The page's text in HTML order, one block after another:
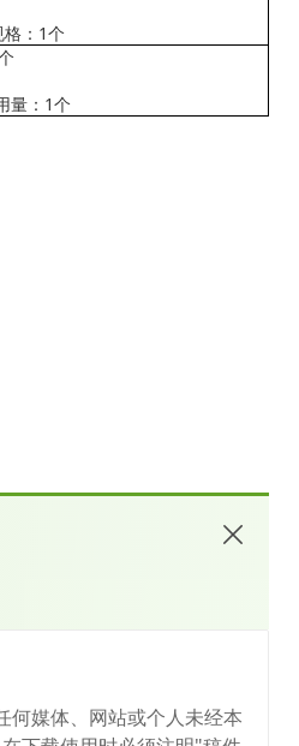
：1个
量：1个
媒体、网站或个人未经本